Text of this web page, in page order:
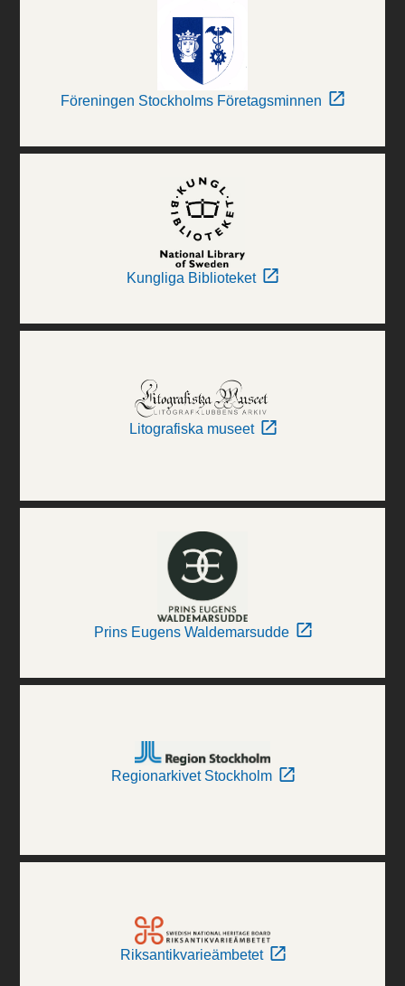
Föreningen Stockholms Företagsminnen
Kungliga Biblioteket
Litografiska museet
Prins Eugens Waldemarsudde
Regionarkivet Stockholm
Riksantikvarieämbetet